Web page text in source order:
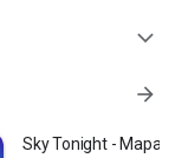
expand_more
arrow_forward
Sky Tonight - Mapa do